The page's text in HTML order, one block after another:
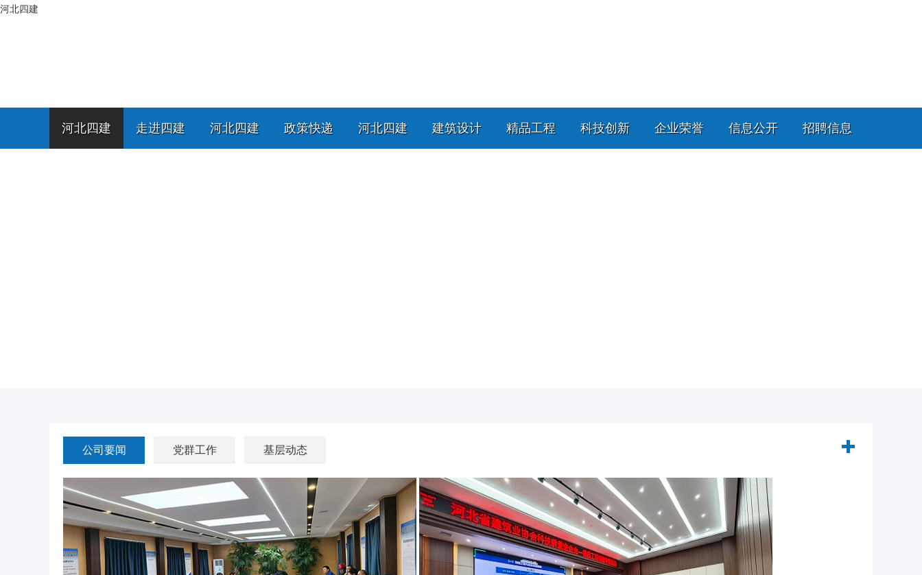
河北四建
河北四建 走进四建 河北四建 政策快递 河北四建 建筑设计 精品工程 科技创新 企业荣誉 信息公开 招聘信息
公司要闻 党群工作 基层动态